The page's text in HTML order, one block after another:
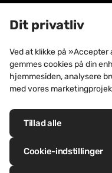
Juridiske oplysninger
Teknisk support
Om VMZINC
ANTHRA-ZINC®, PIGMENTO®,
MOZAIK®
Dit privatliv
Ved at klikke på
gemmes cookies på din
hjemmesiden, analysere
med vores
Tillad alle
Cookie-indstillinger